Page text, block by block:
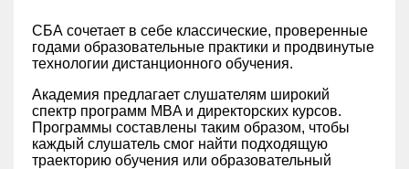
СБА сочетает в себе классические, проверенные
годами образовательные практики и продвинутые
технологии дистанционного обучения.
Академия предлагает слушателям широкий
спектр программ MBA и директорских курсов.
Программы составлены таким образом, чтобы
каждый слушатель смог найти подходящую
траекторию обучения или образовательный